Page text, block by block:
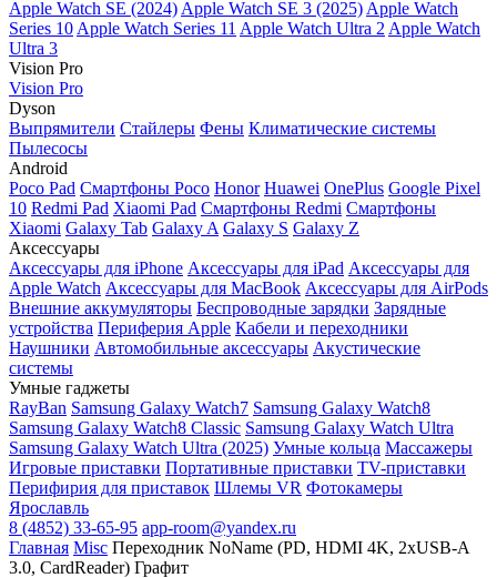
Apple Watch SE (2024) Apple Watch SE 3 (2025) Apple Watch
Series 10 Apple Watch Series 11 Apple Watch Ultra 2 Apple Watch
Ultra 3
Vision Pro
Vision Pro
Dyson
Выпрямители Стайлеры Фены Климатические системы
Пылесосы
Android
Poco Pad Смартфоны Poco Honor Huawei OnePlus Google Pixel
10 Redmi Pad Xiaomi Pad Смартфоны Redmi Смартфоны
Xiaomi Galaxy Tab Galaxy A Galaxy S Galaxy Z
Аксессуары
Аксессуары для iPhone Аксессуары для iPad Аксессуары для
Apple Watch Аксессуары для MacBook Аксессуары для AirPods
Внешние аккумуляторы Беспроводные зарядки Зарядные
устройства Периферия Apple Кабели и переходники
Наушники Автомобильные аксессуары Акустические
системы
Умные гаджеты
RayBan Samsung Galaxy Watch7 Samsung Galaxy Watch8
Samsung Galaxy Watch8 Classic Samsung Galaxy Watch Ultra
Samsung Galaxy Watch Ultra (2025) Умные кольца Массажеры
Игровые приставки Портативные приставки TV-приставки
Перифирия для приставок Шлемы VR Фотокамеры
Ярославль
8 (4852) 33-65-95 app-room@yandex.ru
Главная Misc Переходник NoName (PD, HDMI 4K, 2xUSB-A
3.0, CardReader) Графит